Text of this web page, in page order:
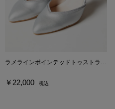
ラメラインポインテッドトゥストラップパンプス
￥22,000 税込